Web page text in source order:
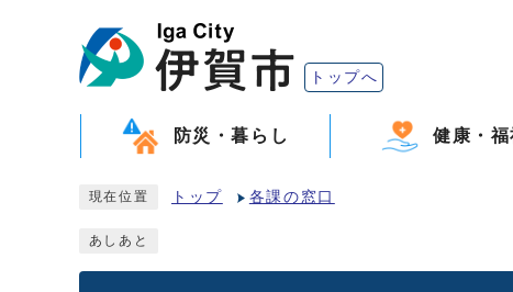
トップへ
防災・暮らし 健康・福
現在位置 トップ 各課の窓口
あしあと